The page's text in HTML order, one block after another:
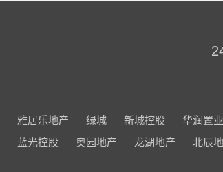
雅居乐地产 绿城 新城控股
华润置业
蓝光控股 奥园地产 龙湖地产 北辰